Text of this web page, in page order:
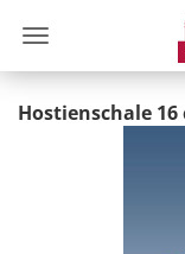
Hostienschale